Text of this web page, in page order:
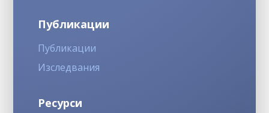
Публикации
Публикации
Изследвания
Ресурси